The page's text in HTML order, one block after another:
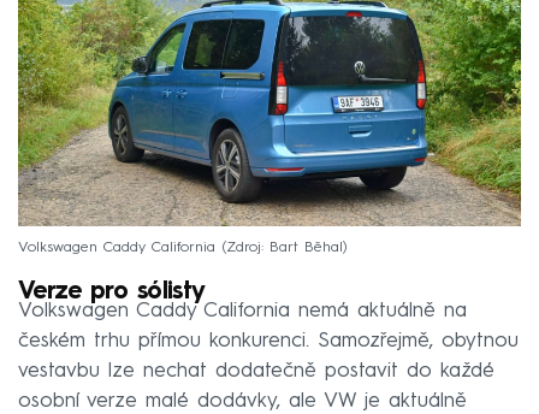
Volkswagen Caddy California Zdroj: Bart Běhal
Verze pro sólisty
Volkswagen Caddy California nemá aktuálně na
českém trhu přímou konkurenci. Samozřejmě, obytnou
vestavbu lze nechat dodatečně postavit do každé
osobní verze malé dodávky, ale VW je aktuálně